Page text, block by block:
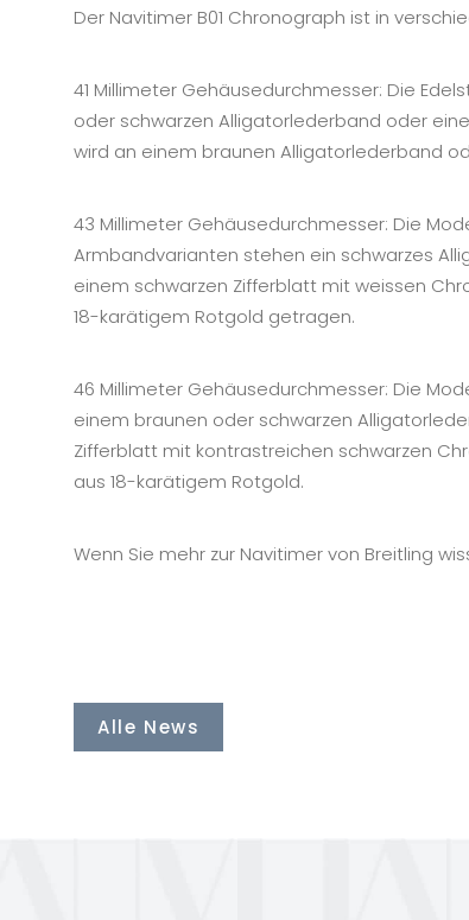
Der Navitimer B01 Chronograph ist in
41 Millimeter Gehäusedurchmesser: Die
oder schwarzen Alligatorlederband oder
wird an einem braunen Alligatorlederband
43 Millimeter Gehäusedurchmesser: Die
Armbandvarianten stehen ein schwarzes
einem schwarzen Zifferblatt mit weissen
18-karätigem Rotgold getragen.
46 Millimeter Gehäusedurchmesser: Die
einem braunen oder schwarzen
Zifferblatt mit kontrastreichen schwarzen
aus 18-karätigem Rotgold.
Wenn Sie mehr zur Navitimer von Breitling
Alle News